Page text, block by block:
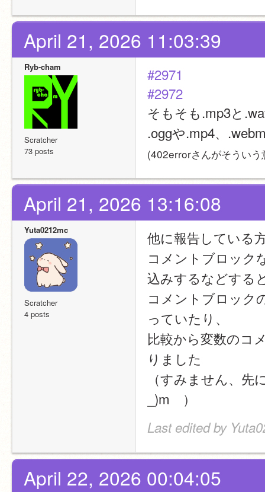
April 21, 2026 11:03:39
Ryb-cham
Scratcher
73 posts
#2971
#2972
そもそも.mp3と
.oggや.mp4、
(402errorさんがそうい
April 21, 2026 13:16:08
Yuta0212mc
Scratcher
4 posts
他に報告している
コメントブロック
込みするなどする
コメントブロック
っていたり、
比較から変数のコ
りました
（すみません、
_)m　）
Last edited by
April 22, 2026 00:04:05